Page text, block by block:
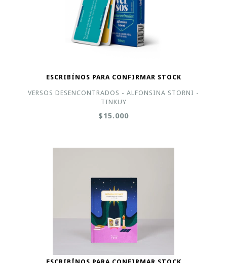
ESCRIBÍNOS PARA CONFIRMAR STOCK
VERSOS DESENCONTRADOS - ALFONSINA STORNI -
TINKUY
$15.000